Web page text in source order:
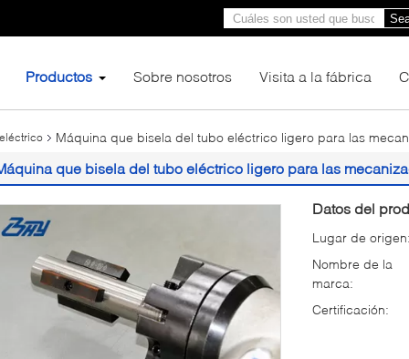
Productos Sobre nosotros Visita a la fábrica
Máquina que bisela del tubo eléctrico ligero para las
que bisela del tubo eléctrico ligero para las
Datos del
Lugar de origen:
Nombre de la
marca:
Certificación: